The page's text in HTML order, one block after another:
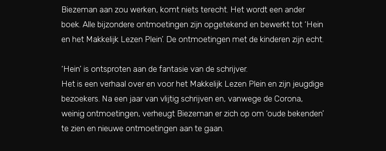
Biezeman aan zou werken, komt niets terecht. Het wordt een ander
boek. Alle bijzondere ontmoetingen zijn opgetekend en bewerkt tot ‘Hein
en het Makkelijk Lezen Plein’. De ontmoetingen met de kinderen zijn echt.
‘Hein’ is ontsproten aan de fantasie van de schrijver.
Het is een verhaal over en voor het Makkelijk Lezen Plein en zijn jeugdige
bezoekers. Na een jaar van vlijtig schrijven en, vanwege de Corona,
weinig ontmoetingen, verheugt Biezeman er zich op om ‘oude bekenden’
te zien en nieuwe ontmoetingen aan te gaan.